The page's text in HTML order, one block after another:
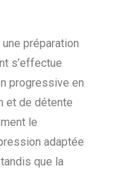
préparation
s’effectue
progressive en
et de détente
le
adaptée
que la